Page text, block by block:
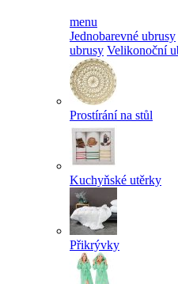
menu
Jednobarevné ubrusy
ubrusy Velikonoční
Prostírání na stůl
Kuchyňské utěrky
Přikrývky